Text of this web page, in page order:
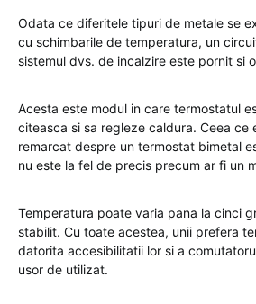
Odata ce diferitele tipuri de metale se
cu schimbarile de temperatura, un
sistemul dvs. de incalzire este pornit si
Acesta este modul in care termostatul
citeasca si sa regleze caldura. Ceea ce
remarcat despre un termostat bimetal
nu este la fel de precis precum ar fi un
Temperatura poate varia pana la cinci
stabilit. Cu toate acestea, unii prefera
datorita accesibilitatii lor si a
usor de utilizat.